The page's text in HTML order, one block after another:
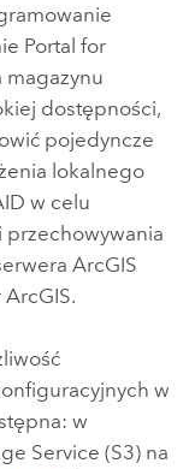
Portal for
dostępności,
pojedyncze
lokalnego
w celu
ArcGIS
ArcGIS.
w
w
Service (S3)na